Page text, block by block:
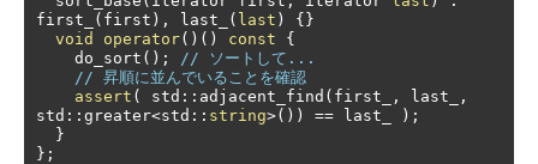
first_
( first ), last_ ( last )
{}
void
operator()() const
{
    do_sort
();
// ソートして...
// 昇順に並んでいることを確認
assert ( std :: adjacent_find ( first_ , last_
,
std :: greater<std :: string>()) == last_
);
}
};